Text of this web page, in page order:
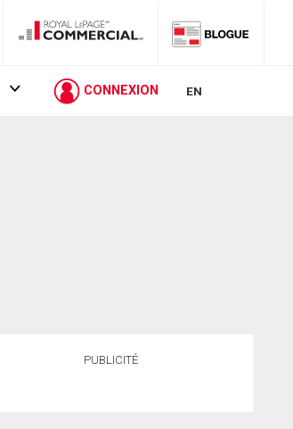
CONNEXION EN
PUBLICITÉ